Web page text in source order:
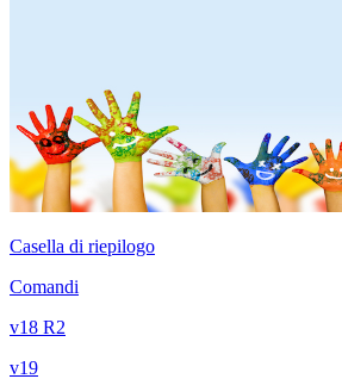
Casella di riepilogo
Comandi
v18 R2
v19